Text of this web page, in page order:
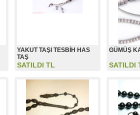
YAKUT TAŞI TESBİH HAS
TAŞ
SATILDI TL
GÜMÜŞ
SATILDI